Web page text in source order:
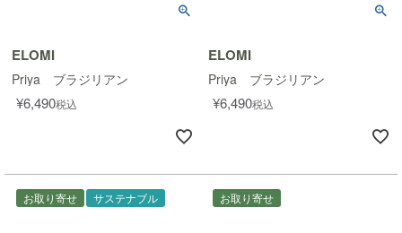
ELOMI
Priya ブラジリアン
¥6,490税込
ELOMI
Priya ブラジリアン
¥6,490税込
お取り寄せ サステナブル お取り寄せ